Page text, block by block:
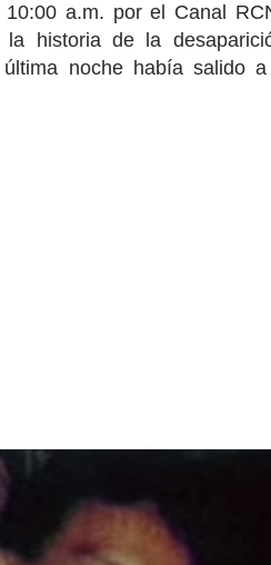
a.m. por el Canal
la historia de la
noche había salido